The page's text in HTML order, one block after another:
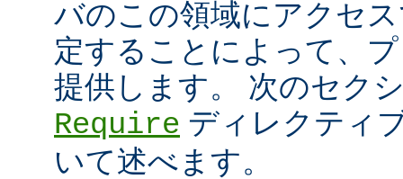
バのこの領域にアクセ
定することによって、
提供します。 次のセク
Require ディレクティ
いて述べます。